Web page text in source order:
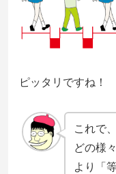
ピッタリですね！
これで
どの様
より「